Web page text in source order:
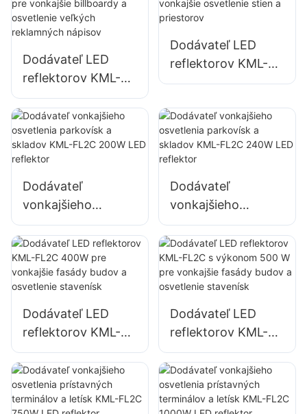
veľkých
nápisov
Dodávateľ LED
reflektorov KML-
FL2C s výkonom
100 W pre
vonkajšie billboardy
a osvetlenie
reklamných
nápisov
Dodávateľ LED
reflektorov KML-
FL2C 150W pre
osvetlenie stien a
priestorov
Dodávateľ
vonkajšieho
osvetlenia
parkovísk a skladov
KML-FL2C 200W
LED reflektor
Dodávateľ
vonkajšieho
osvetlenia
parkovísk a skladov
KML-FL2C 240W
LED reflektor
Dodávateľ LED
reflektorov KML-
FL2C 400W pre
vonkajšie fasády
budov a osvetlenie
stavenísk
Dodávateľ LED
reflektorov KML-
FL2C s výkonom
500 W pre
vonkajšie fasády
budov a osvetlenie